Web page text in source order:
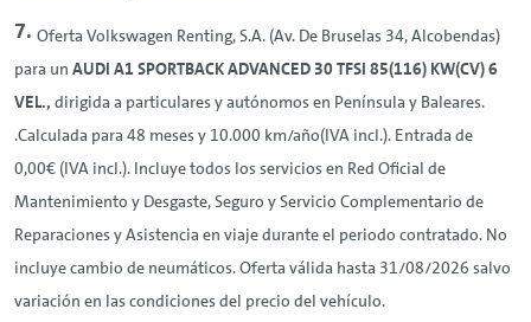
Oferta Volkswagen Renting, S.A. (Av. De Bruselas 34, Alcobendas)
para un AUDI A1 SPORTBACK ADVANCED 30 TFSI 85(116) KW(CV) 6
VEL., dirigida a particulares y autónomos en Península y Baleares.
.Calculada para 48 meses y 10.000 km/año(IVA incl.). Entrada de
0,00€ (IVA incl.). Incluye todos los servicios en Red Oficial de
Mantenimiento y Desgaste, Seguro y Servicio Complementario de
Reparaciones y Asistencia en viaje durante el periodo contratado. No
incluye cambio de neumáticos. Oferta válida hasta 31/08/2026 salvo
variación en las condiciones del precio del vehículo.